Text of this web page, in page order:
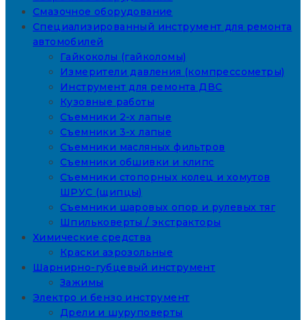
Смазочное оборудование
Специализированный инструмент для ремонта
автомобилей
Гайкоколы (гайколомы)
Измерители давления (компрессометры)
Инструмент для ремонта ДВС
Кузовные работы
Съемники 2-х лапые
Съемники 3-х лапые
Съемники масляных фильтров
Съемники обшивки и клипс
Съемники стопорных колец и хомутов
ШРУС (щипцы)
Съемники шаровых опор и рулевых тяг
Шпильковерты / экстракторы
Химические средства
Краски аэрозольные
Шарнирно-губцевый инструмент
Зажимы
Электро и бензо инструмент
Дрели и шуруповерты